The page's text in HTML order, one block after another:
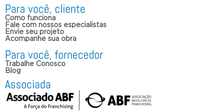
Para você, cliente
Como funciona
Fale com nossos especialistas
Envie seu projeto
Acompanhe sua obra
Para você, fornecedor
Trabalhe Conosco
Blog
Associada